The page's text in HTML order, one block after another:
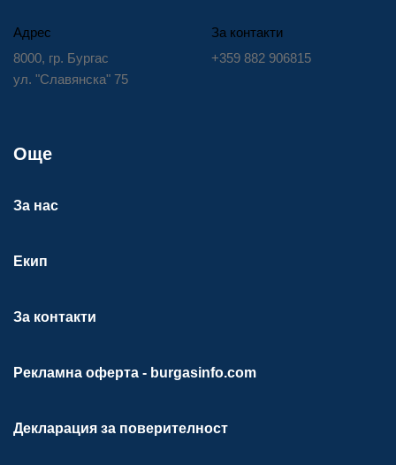
Адрес
8000, гр. Бургас
ул. "Славянска" 75
За контакти
+359 882 906815
Още
За нас
Екип
За контакти
Рекламна оферта - burgasinfo.com
Декларация за поверителност